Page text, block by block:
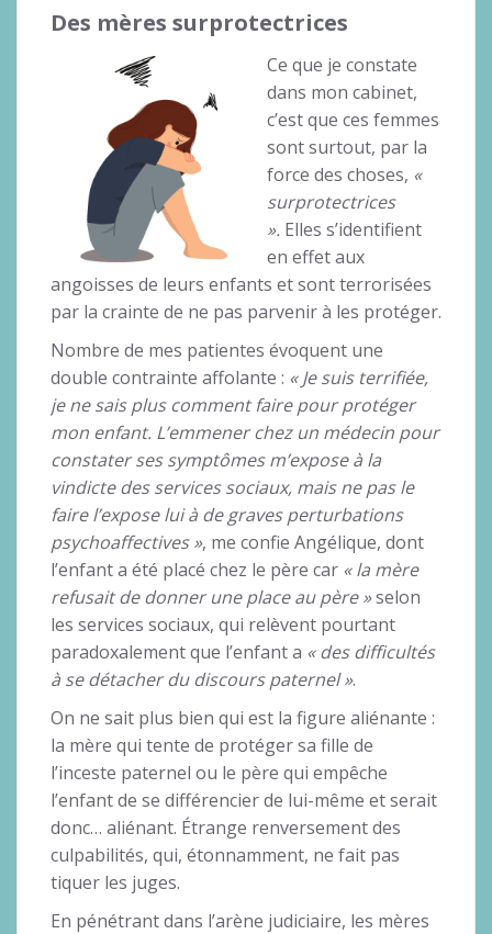
Des mères surprotectrices
Ce que je constate
dans mon cabinet,
c’est que ces femmes
sont surtout, par la
force des choses, «
surprotectrices
». Elles s’identifient
en effet aux
angoisses de leurs enfants et sont terrorisées
par la crainte de ne pas parvenir à les protéger.
Nombre de mes patientes évoquent une
double contrainte affolante : « Je suis terrifiée,
je ne sais plus comment faire pour protéger
mon enfant. L’emmener chez un médecin pour
constater ses symptômes m’expose à la
vindicte des services sociaux, mais ne pas le
faire l’expose lui à de graves perturbations
psychoaffectives », me confie Angélique, dont
l’enfant a été placé chez le père car « la mère
refusait de donner une place au père »selon
les services sociaux, qui relèvent pourtant
paradoxalement que l’enfant a « des difficultés
à se détacher du discours paternel ».
On ne sait plus bien qui est la figure aliénante :
la mère qui tente de protéger sa fille de
l’inceste paternel ou le père qui empêche
l’enfant de se différencier de lui-même et serait
donc… aliénant. Étrange renversement des
culpabilités, qui, étonnamment, ne fait pas
tiquer les juges.
En pénétrant dans l’arène judiciaire, les mères